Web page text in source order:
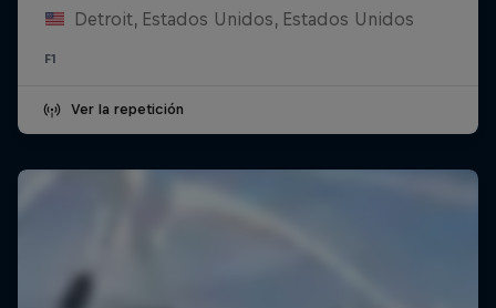
Detroit, Estados Unidos, Estados Unidos
F1
Ver la repetición